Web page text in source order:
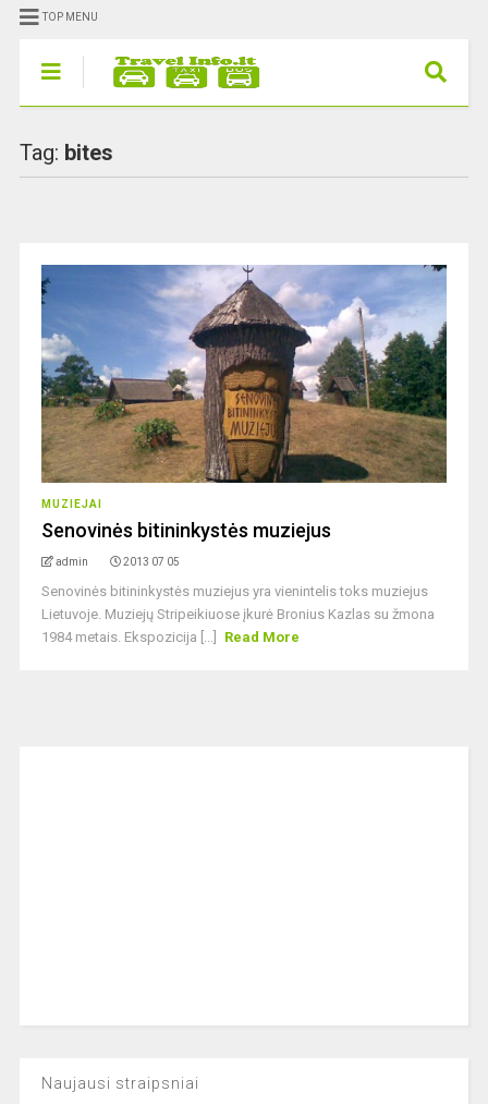
TOP MENU
Tag: bites
MUZIEJAI
Senovinės bitininkystės muziejus
admin 2013 07 05
Senovinės bitininkystės muziejus yra vienintelis toks muziejus
Lietuvoje. Muziejų Stripeikiuose įkurė Bronius Kazlas su žmona
1984 metais. Ekspozicija [...]
Read More
Naujausi straipsniai